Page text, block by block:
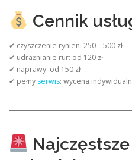
Cennik
✔ czyszczenie rynien: 250 – 500 zł
✔ udrażnianie rur: od 120 zł
✔ naprawy: od 150 zł
✔ pełny serwis: wycena